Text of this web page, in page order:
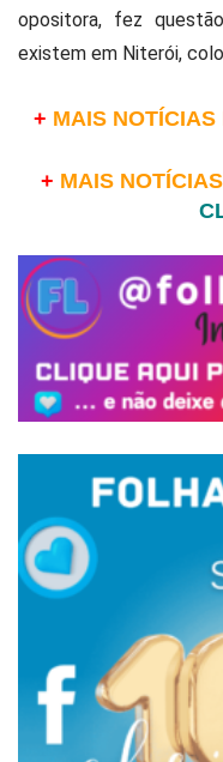
opositora, fez
existem em Niterói,
+ MAIS NOTÍCIAS
+ MAIS